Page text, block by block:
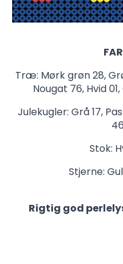
Træ: Mørk grøn 28,
Nougat 76, Hvid
Julekugler: Grå 17,
Stok:
Stjerne:
Rigtig god